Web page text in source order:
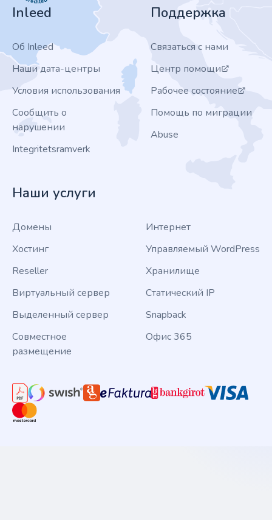
Inleed
Об Inleed
Наши дата-центры
Условия использования
Сообщить о
нарушении
Integritetsramverk
Поддержка
Связаться с нами
Центр помощи
Рабочее состояние
Помощь по миграции
Abuse
Наши услуги
Домены
Хостинг
Reseller
Виртуальный сервер
Выделенный сервер
Совместное
размещение
Интернет
Управляемый WordPress
Хранилище
Статический IP
Snapback
Офис 365